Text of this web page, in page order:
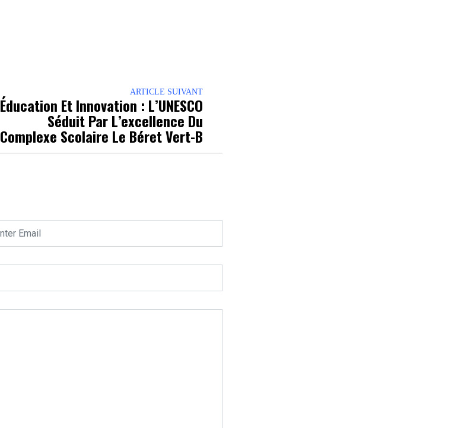
ARTICLE SUIVANT
Éducation Et Innovation : L’UNESCO
Séduit Par L’excellence Du
Complexe Scolaire Le Béret Vert-B